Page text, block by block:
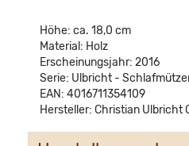
Höhe: ca. 18,0 cm
Material: Holz
Erscheinungsjahr: 2016
Serie: Ulbricht -
EAN: 4016711354109
Hersteller: Christian Ulbricht